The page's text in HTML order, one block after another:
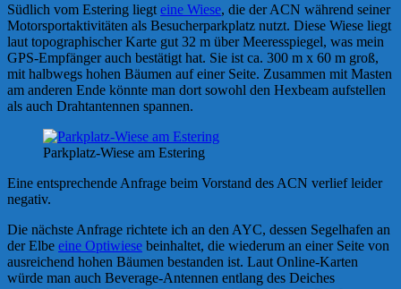
Südlich vom Estering liegt eine Wiese, die der ACN während seiner
Motorsportaktivitäten als Besucherparkplatz nutzt. Diese Wiese liegt
laut topographischer Karte gut 32 m über Meeresspiegel, was mein
GPS-Empfänger auch bestätigt hat. Sie ist ca. 300 m x 60 m groß,
mit halbwegs hohen Bäumen auf einer Seite. Zusammen mit Masten
am anderen Ende könnte man dort sowohl den Hexbeam aufstellen
als auch Drahtantennen spannen.
Parkplatz-Wiese am Estering
Eine entsprechende Anfrage beim Vorstand des ACN verlief leider
negativ.
Die nächste Anfrage richtete ich an den AYC, dessen Segelhafen an
der Elbe eine Optiwiese beinhaltet, die wiederum an einer Seite von
ausreichend hohen Bäumen bestanden ist. Laut Online-Karten
würde man auch Beverage-Antennen entlang des Deiches